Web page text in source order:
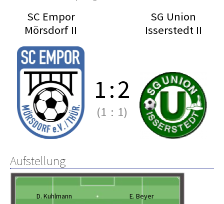
SC Empor
Mörsdorf II
SG Union
Isserstedt II
1:2
(1 : 1)
Aufstellung
D. Kuhlmann E. Beyer